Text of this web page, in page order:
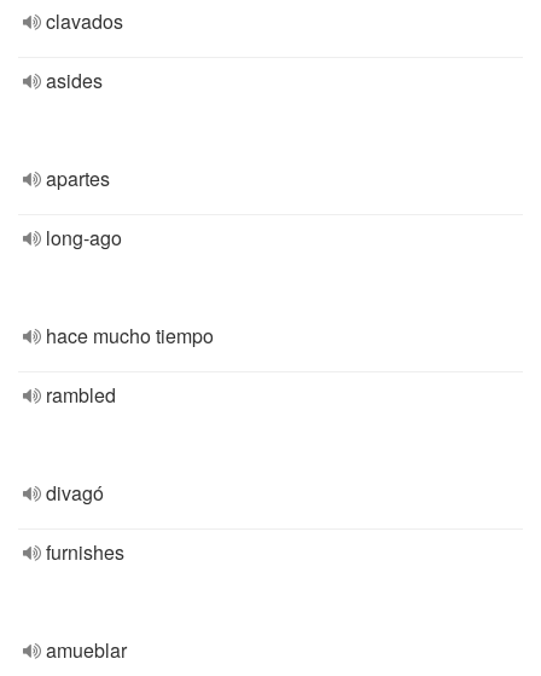
clavados
asides
apartes
long-ago
hace mucho tiempo
rambled
divagó
furnishes
amueblar